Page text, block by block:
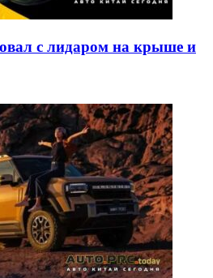
с лидаром на крыше и